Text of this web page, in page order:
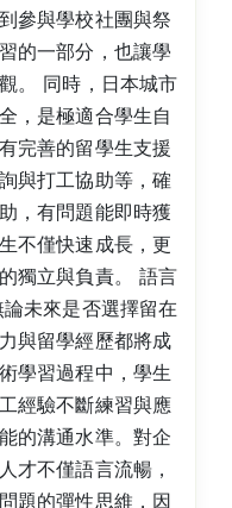
參與學校社團與祭
的一部分，也讓學
。 同時，日本城市
，是極適合學生自
完善的留學生支援
與打工協助等，確
，有問題能即時獲
不僅快速成長，更
獨立與負責。 語言
未來是否選擇留在
與留學經歷都將成
學習過程中，學生
經驗不斷練習與應
的溝通水準。對企
才不僅語言流暢，
題的彈性思維，因